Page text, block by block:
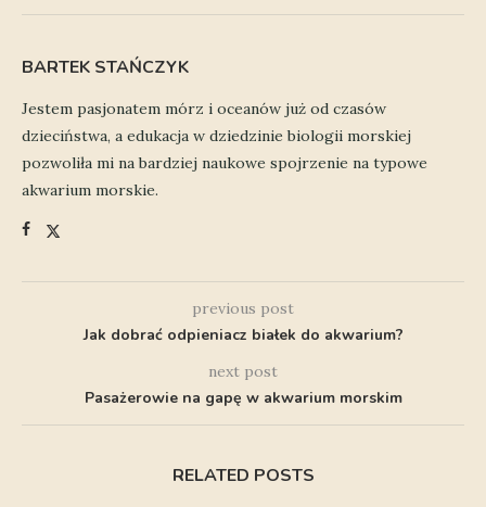
BARTEK STAŃCZYK
Jestem pasjonatem mórz i oceanów już od czasów
dzieciństwa, a edukacja w dziedzinie biologii morskiej
pozwoliła mi na bardziej naukowe spojrzenie na typowe
akwarium morskie.
previous post
Jak dobrać odpieniacz białek do akwarium?
next post
Pasażerowie na gapę w akwarium morskim
RELATED POSTS